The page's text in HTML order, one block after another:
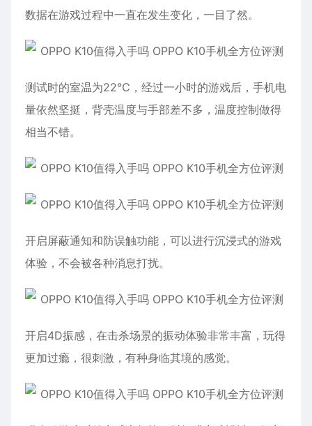
数据在游戏过程中一直在发生变化，一目了然。
测试时的室温为22℃，经过一小时的游戏后，手机电
量依然坚挺，背壳温度与手部差不多，温度控制做得
相当不错。
开启屏蔽通知和防误触功能，可以进行沉浸式的游戏
体验，不会被各种消息打扰。
开启4D振感，在击杀场景的振动体验非常丰富，玩得
更加过瘾，很刺激，有种身临其境的感觉。